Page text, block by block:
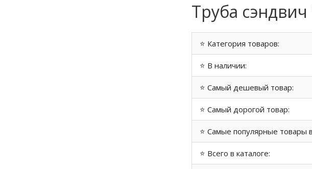
Труба
⭐ Категория товаров:
⭐ В наличии:
⭐ Самый дешевый товар:
⭐ Самый дорогой товар:
⭐ Самые популярные товары
⭐ Всего в каталоге: